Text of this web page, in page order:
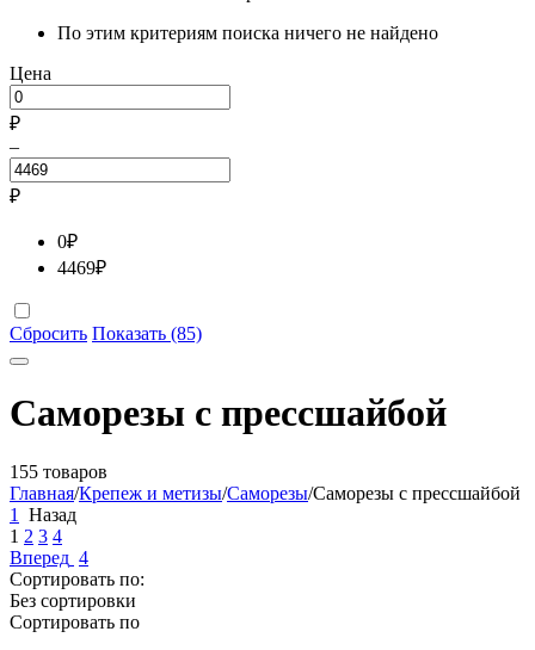
По этим критериям поиска ничего не найдено
Цена
₽
–
₽
0₽
4469₽
Сбросить Показать (85)
Саморезы с прессшайбой
155 товаров
Главная/Крепеж и метизы/Саморезы/Саморезы с прессшайбой
1
Назад
1 2 3 4
Вперед 4
Сортировать по:
Без сортировки
Сортировать по